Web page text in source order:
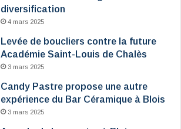
diversification
4 mars 2025
Levée de boucliers contre la future
Académie Saint-Louis de Chalès
3 mars 2025
Candy Pastre propose une autre
expérience du Bar Céramique à Blois
3 mars 2025